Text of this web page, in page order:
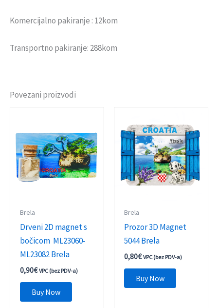
Komercijalno pakiranje : 12kom
Transportno pakiranje: 288kom
Povezani proizvodi
Brela
Drveni 2D magnet s
bočicom ML23060-
ML23082 Brela
0,90€ VPC (bez PDV-a)
Buy Now
Brela
Prozor 3D Magnet
5044 Brela
0,80€ VPC (bez PDV-a)
Buy Now